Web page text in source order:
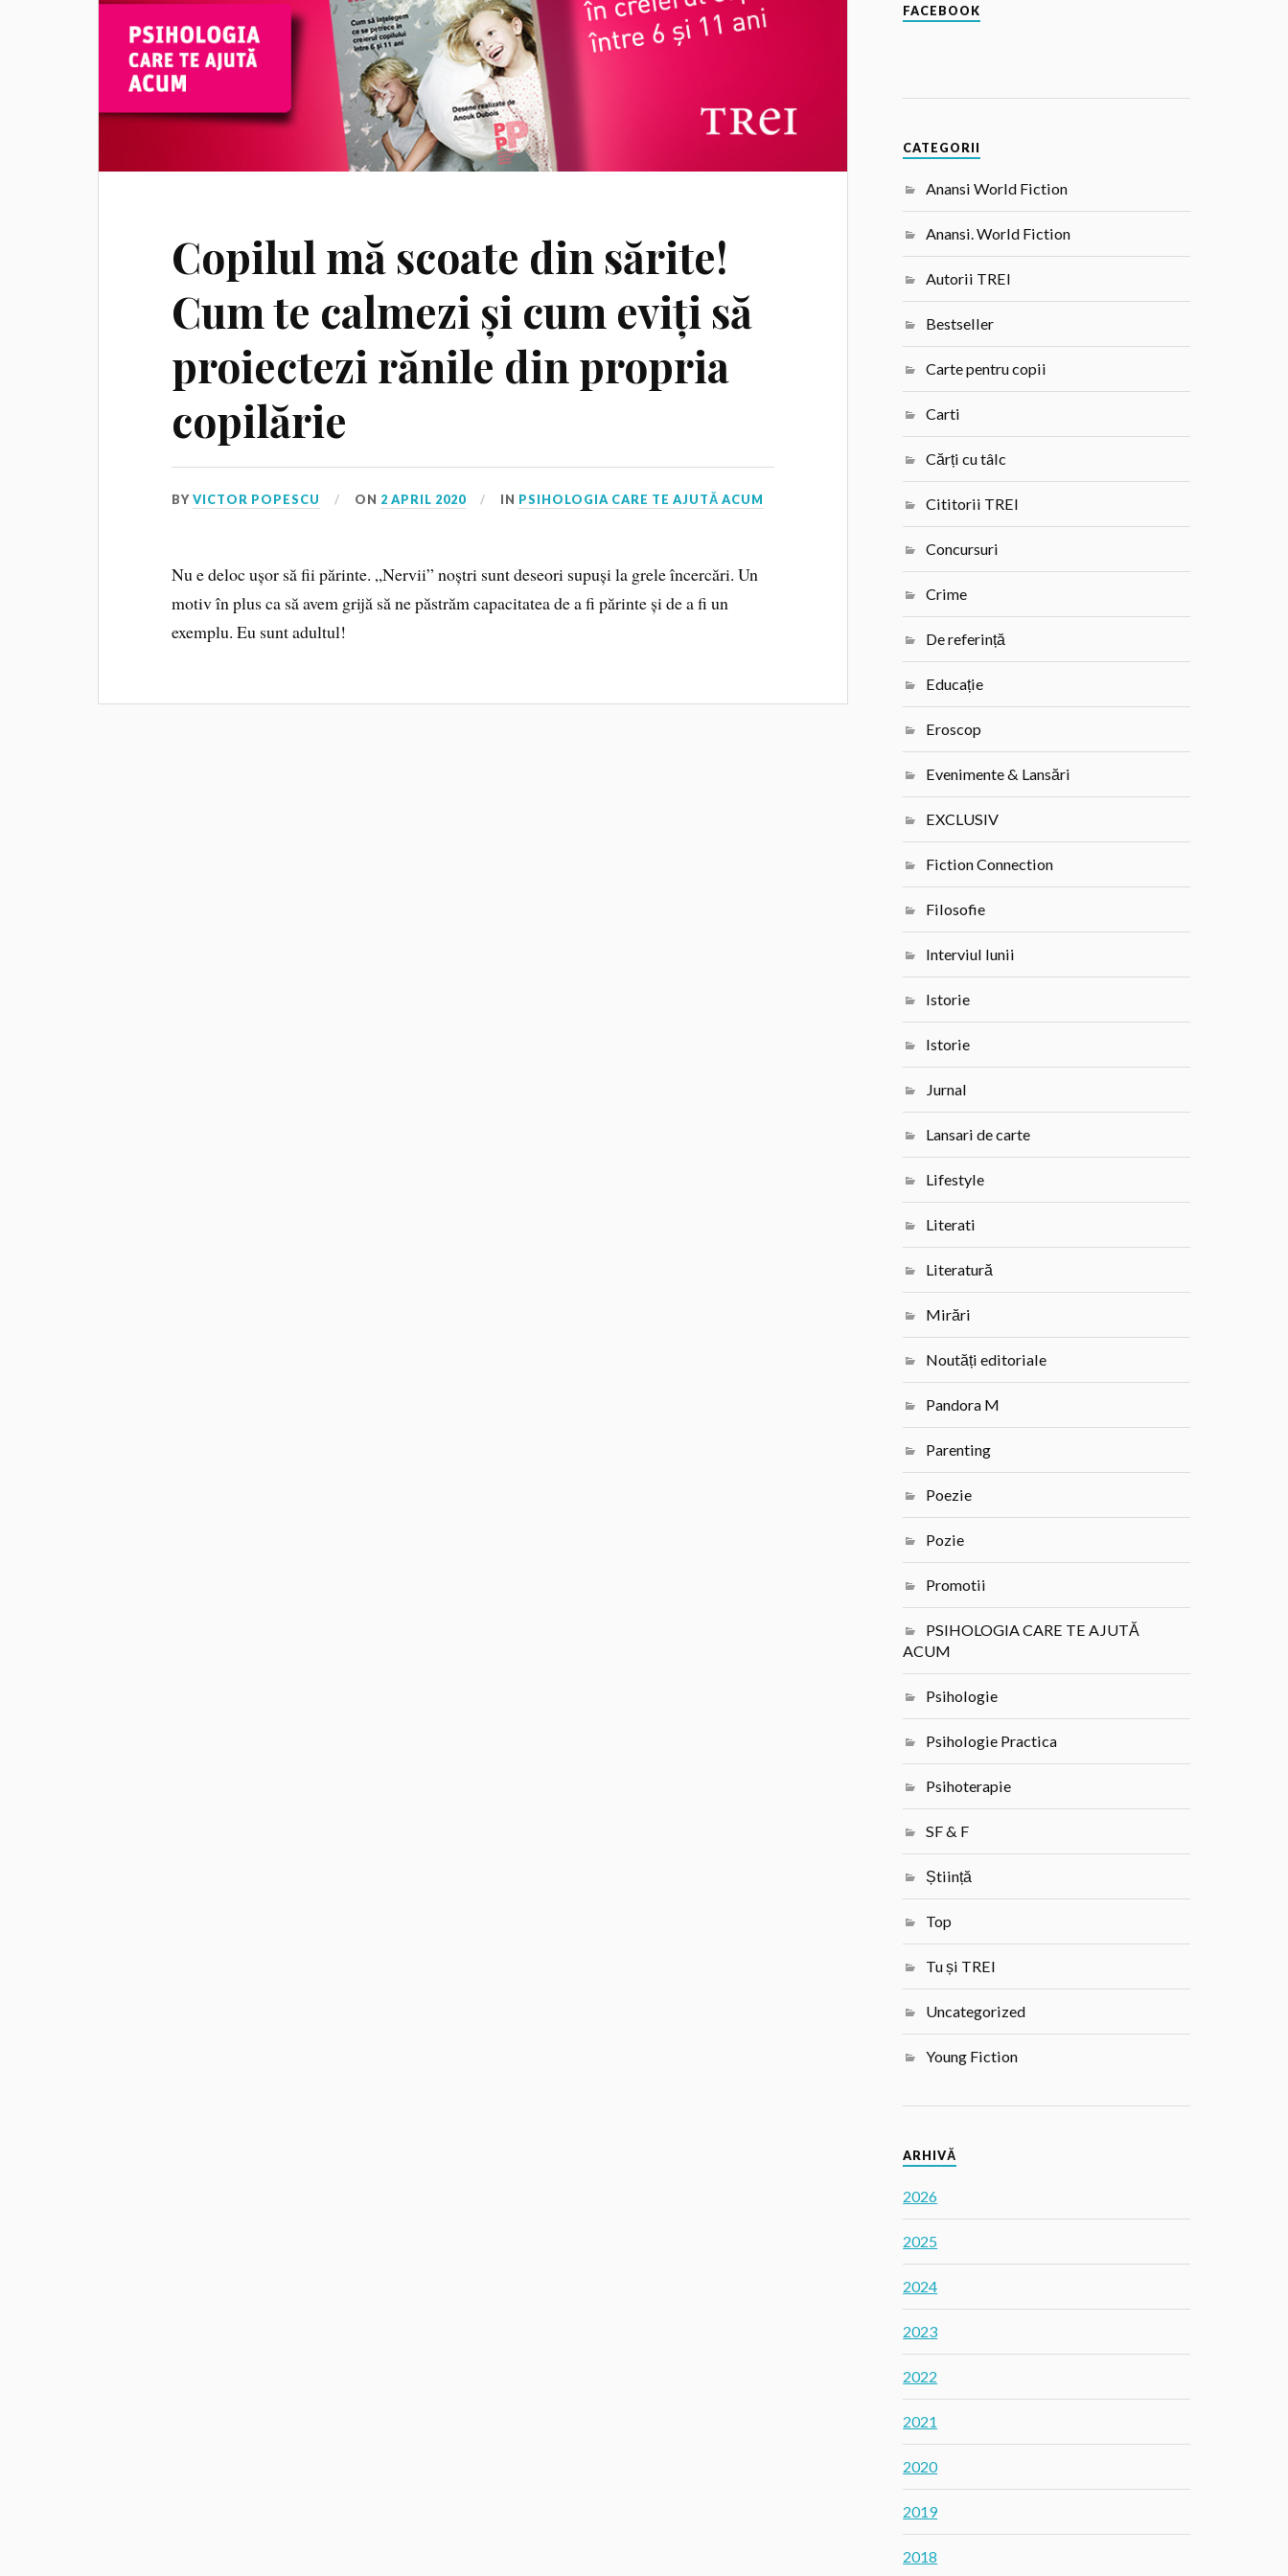
Copilul mă scoate din sărite!
Cum te calmezi și cum eviți să
proiectezi rănile din propria
copilărie
BYVICTOR POPESCU ON 2 APRIL 2020 IN PSIHOLOGIA CARE TE AJUTĂ ACUM
Nu e deloc ușor să fii părinte. „Nervii” noștri sunt deseori supuși la grele încercări. Un
motiv în plus ca să avem grijă să ne păstrăm capacitatea de a fi părinte și de a fi un
exemplu. Eu sunt adultul!
FACEBOOK
CATEGORII
Anansi World Fiction
Anansi. World Fiction
Autorii TREI
Bestseller
Carte pentru copii
Carti
Cărți cu tâlc
Cititorii TREI
Concursuri
Crime
De referință
Educație
Eroscop
Evenimente & Lansări
EXCLUSIV
Fiction Connection
Filosofie
Interviul lunii
Istorie
Istorie
Jurnal
Lansari de carte
Lifestyle
Literati
Literatură
Mirări
Noutăți editoriale
Pandora M
Parenting
Poezie
Pozie
Promotii
PSIHOLOGIA CARE TE AJUTĂ
ACUM
Psihologie
Psihologie Practica
Psihoterapie
SF & F
Știință
Top
Tu și TREI
Uncategorized
Young Fiction
ARHIVĂ
2026
2025
2024
2023
2022
2021
2020
2019
2018